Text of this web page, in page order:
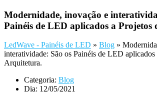
Modernidade, inovação e
Painéis de LED aplicados a Projetos
LedWave - Painéis de LED » Blog »
interatividade: São os Painéis de LED aplicados
Arquitetura.
Categoria: Blog
Dia: 12/05/2021